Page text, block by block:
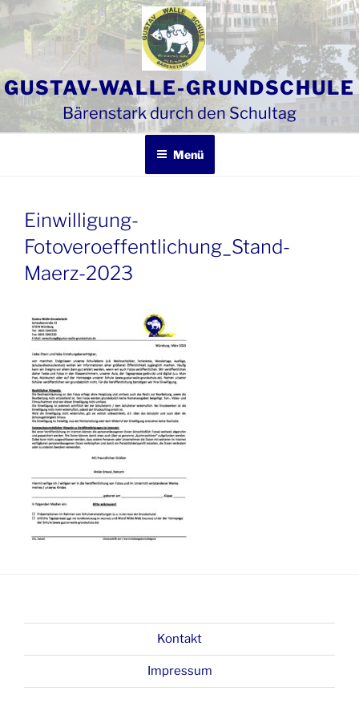
Zum
Inhalt
springen
GUSTAV-WALLE-GRUNDSCHULE
Bärenstark durch den Schultag
Menü
Einwilligung-
Fotoveroeffentlichung_Stand-
Maerz-2023
Kontakt
Impressum